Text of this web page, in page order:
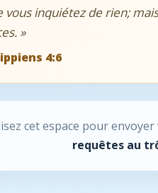
vous inquiétez de rien;
»
4:6
cet espace pour
requêtes au